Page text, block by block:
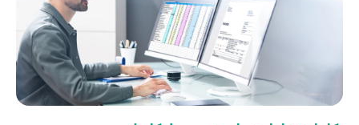
بوابة التمويل علاقات المستثمرين
مركز رضا العملاء
الفروع وأجهزة الصراف الآلي
رسوم المنتجات والخدمات
الحلول الخاصة بالقطاعات